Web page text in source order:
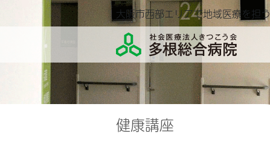
大阪市西部エリアで地域医療を担う
健康講座